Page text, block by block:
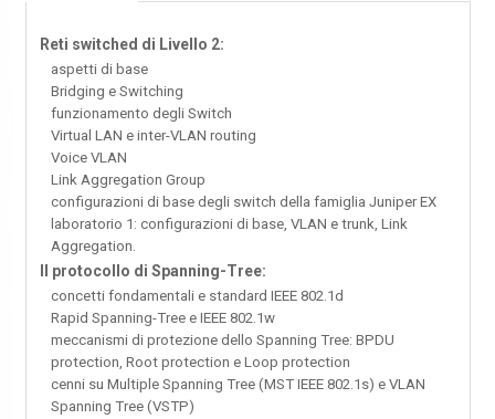
Reti switched di Livello 2:
aspetti di base
Bridging e Switching
funzionamento degli Switch
Virtual LAN e inter-VLAN routing
Voice VLAN
Link Aggregation Group
configurazioni di base degli switch della famiglia Juniper EX
laboratorio 1: configurazioni di base, VLAN e trunk, Link
Aggregation.
Il protocollo di Spanning-Tree:
concetti fondamentali e standard IEEE 802.1d
Rapid Spanning-Tree e IEEE 802.1w
meccanismi di protezione dello Spanning Tree: BPDU
protection, Root protection e Loop protection
cenni su Multiple Spanning Tree (MST IEEE 802.1s) e VLAN
Spanning Tree (VSTP)